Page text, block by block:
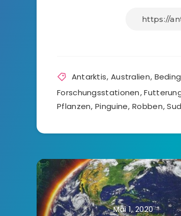
Antarktis, Australien,
Forschungsstationen,
Pflanzen,Pinguine,Robben,
Mai 1, 2020